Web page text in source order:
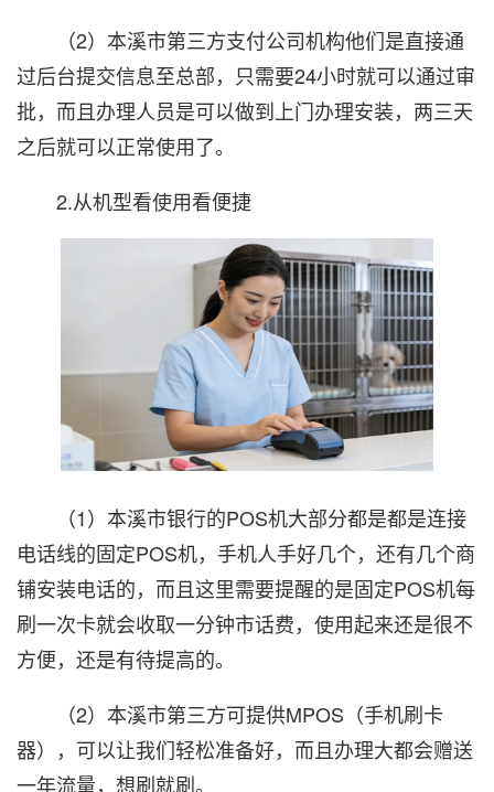
（2）本溪市第三方支付公司机构他们是直接通
过后台提交信息至总部，只需要24小时就可以通过审
批，而且办理人员是可以做到上门办理安装，两三天
之后就可以正常使用了。
2.从机型看使用看便捷
（1）本溪市银行的POS机大部分都是都是连接
电话线的固定POS机，手机人手好几个，还有几个商
铺安装电话的，而且这里需要提醒的是固定POS机每
刷一次卡就会收取一分钟市话费，使用起来还是很不
方便，还是有待提高的。
（2）本溪市第三方可提供MPOS（手机刷卡
器），可以让我们轻松准备好，而且办理大都会赠送
一年流量，想刷就刷。